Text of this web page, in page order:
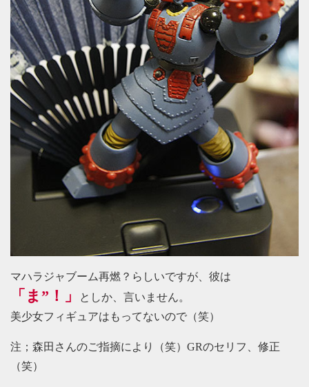
マハラジャブーム再燃？らしいですが、彼は
「ま”！」
としか、言いません。
美少女フィギュアはもってないので（笑）
注；森田さんのご指摘により（笑）GRのセリフ、修正
（笑）